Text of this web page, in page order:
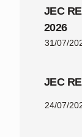
JEC
2026
31/07/
JEC
24/07/